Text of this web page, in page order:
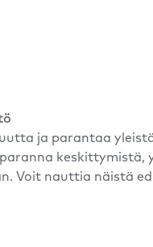
ja parantaa
Voit nauttia näistä